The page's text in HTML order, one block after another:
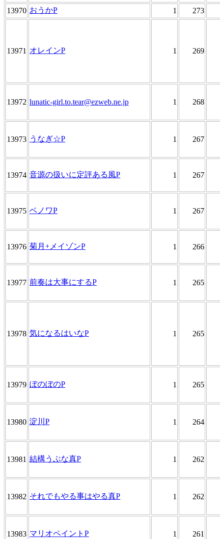
13970 おうかP 1 273
13971 オレインP 1 269
13972 lunatic-girl.to.tear@ezweb.ne.jp 1 268
13973 うなぎ☆P 1 267
13974 音源の扱いに定評ある風P 1 267
13975 ベノワP 1 267
13976 菊月+メイゾンP 1 266
13977 前奏は大事にするP 1 265
13978 気になるはいなP 1 265
13979 ぼのぼのP 1 265
13980 淀川P 1 264
13981 結構うぶな真P 1 262
13982 それでもやる事はやる真P 1 262
13983 マリオペイントP 1 261